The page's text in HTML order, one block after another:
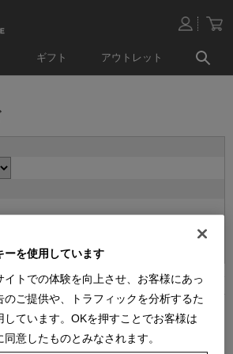
ギフト アウトレット
5件あります
ーを使用しています
イトでの体験を向上させ、お客様にあっ
のご提供や、トラフィックを分析するた
しています。OKを押すことでお客様は
意したものとみなされます。